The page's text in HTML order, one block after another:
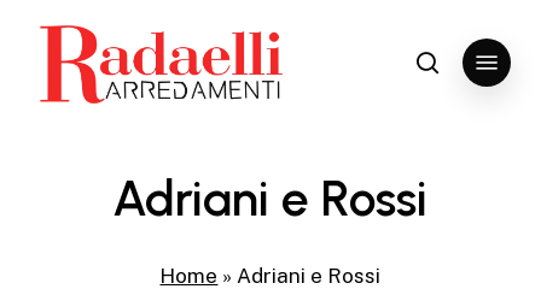
content
search
Menu
Adriani e Rossi
Home »Adriani e Rossi
Close